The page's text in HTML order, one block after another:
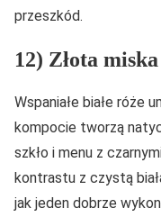
przeszkód.
12) Złota
Wspaniałe białe róże
kompocie tworzą
szkło i menu z
kontrastu z czystą
jak jeden dobrze